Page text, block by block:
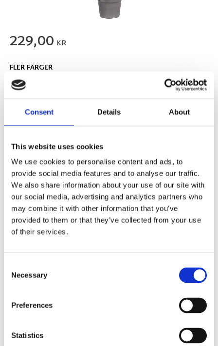
Consent Details About
This website uses cookies
We use cookies to personalise content and ads, to
provide social media features and to analyse our traffic.
We also share information about your use of our site with
our social media, advertising and analytics partners who
may combine it with other information that you’ve
provided to them or that they’ve collected from your use
of their services.
Selection
Necessary
Preferences
Statistics
229,00 KR
FLER FÄRGER
st
Lagerstatus 1 st i lager Artikelnr 6362-25-1 Tillverkare
Mr Plant
Fri frakt över 995kr
Snabba leveranser
Enkel betalning med Klarna
BESKRIVNING
Vacker och naturtrogen vallmoblomma med
Perfekt för den som inte har gröna fingrar men
som ändå vill lysa upp sitt hem med vackra